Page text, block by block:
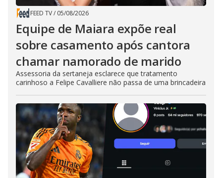
FEED TV/ 05/08/2026
Equipe de Maiara expõe real
sobre casamento após cantora
chamar namorado de marido
Assessoria da sertaneja esclarece que tratamento
carinhoso a Felipe Cavalliere não passa de uma brincadeira